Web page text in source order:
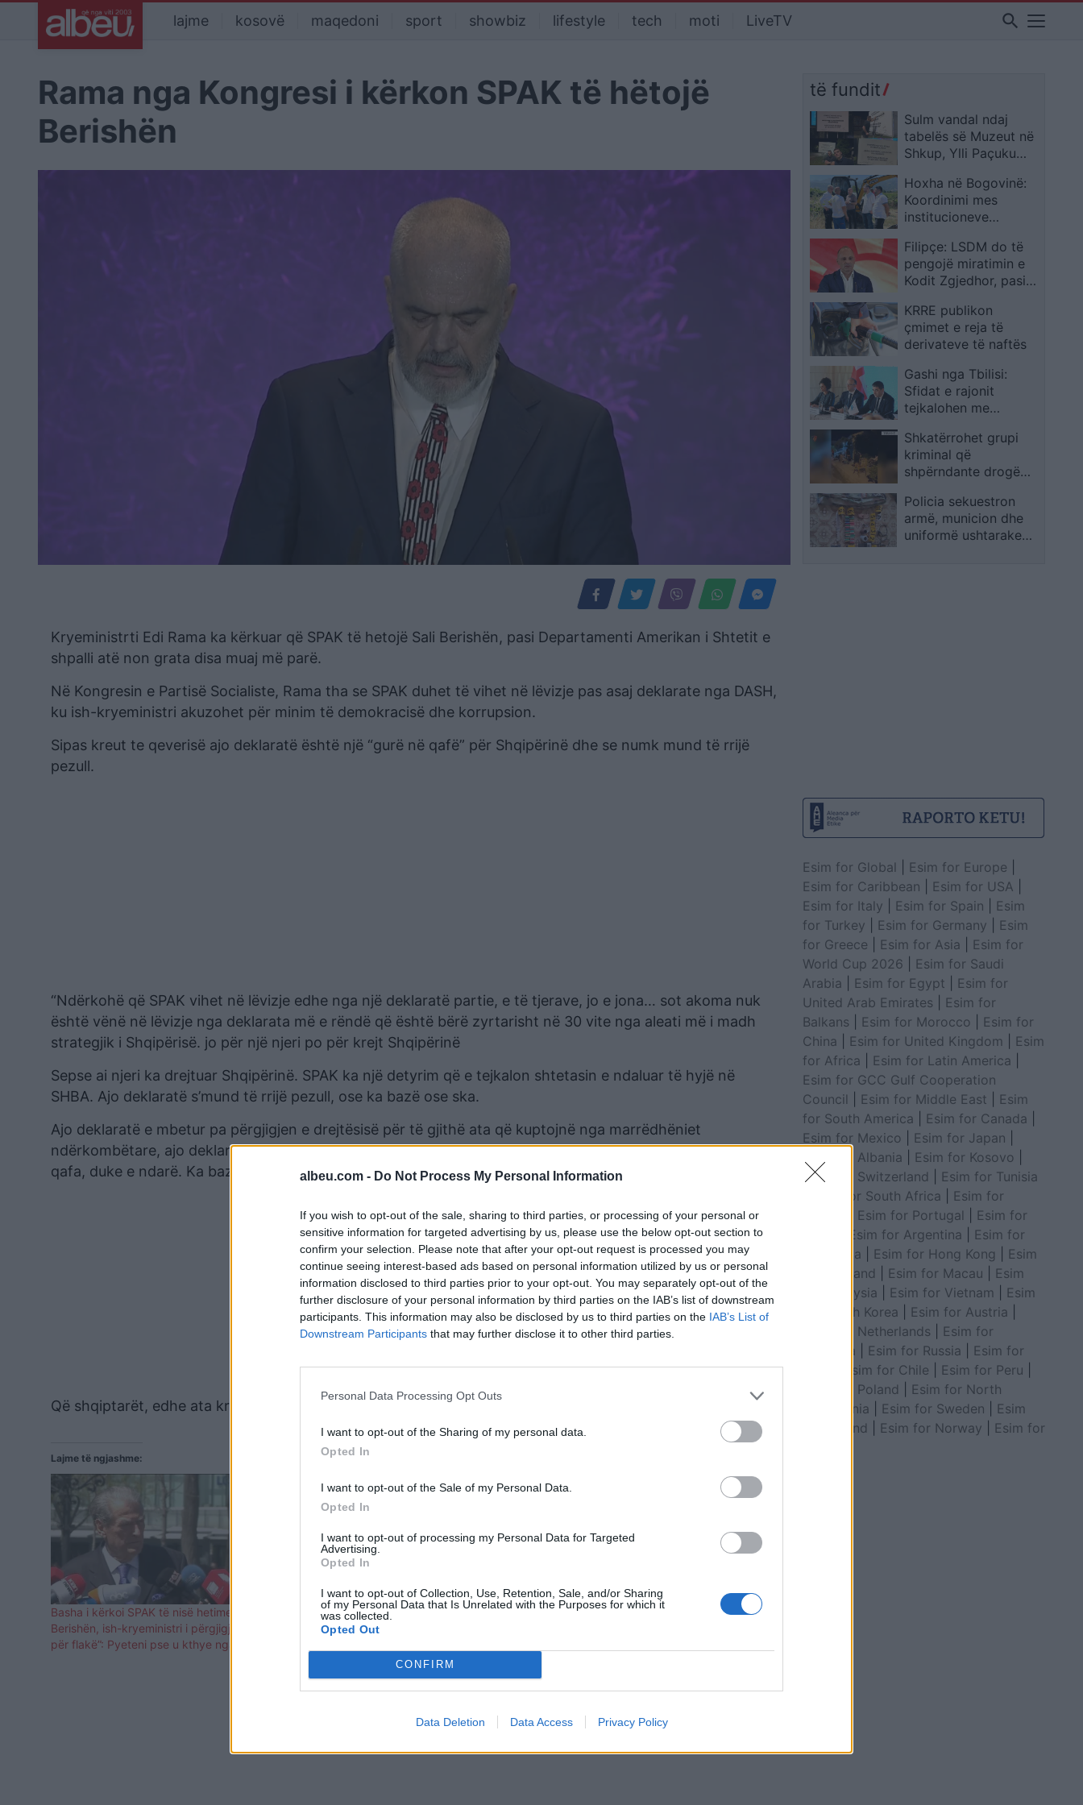
albeu.com - Do Not Process My Personal Information
If you wish to opt-out of the sale, sharing to third parties, or processing of your personal or
sensitive information for targeted advertising by us, please use the below opt-out section to
confirm your selection. Please note that after your opt-out request is processed you may
continue seeing interest-based ads based on personal information utilized by us or personal
information disclosed to third parties prior to your opt-out. You may separately opt-out of the
further disclosure of your personal information by third parties on the IAB’s list of downstream
participants. This information may also be disclosed by us to third parties on the IAB’s List of
Downstream Participants that may further disclose it to other third parties.
Personal Data Processing Opt Outs
I want to opt-out of the Sharing of my personal data.
Opted In
I want to opt-out of the Sale of my Personal Data.
Opted In
I want to opt-out of processing my Personal Data for Targeted
Advertising.
Opted In
I want to opt-out of Collection, Use, Retention, Sale, and/or Sharing
of my Personal Data that Is Unrelated with the Purposes for which it
was collected.
Opted Out
CONFIRM
Data Deletion Data Access Privacy Policy
lajme kosovë maqedoni sport showbiz lifestyle tech moti LiveTV search
Rama nga Kongresi i kërkon SPAK të hëtojë
Berishën
Kryeministrti Edi Rama ka kërkuar që SPAK të hetojë Sali Berishën, pasi Departamenti Amerikan i Shtetit e
shpalli atë non grata disa muaj më parë.
Në Kongresin e Partisë Socialiste, Rama tha se SPAK duhet të vihet në lëvizje pas asaj deklarate nga DASH,
ku ish-kryeministri akuzohet për minim të demokracisë dhe korrupsion.
Sipas kreut te qeverisë ajo deklaratë është një “gurë në qafë” për Shqipërinë dhe se numk mund të rrijë
pezull.
“Ndërkohë që SPAK vihet në lëvizje edhe nga një deklaratë partie, e të tjerave, jo e jona… sot akoma nuk
është vënë në lëvizje nga deklarata më e rëndë që është bërë zyrtarisht në 30 vite nga aleati më i madh
strategjik i Shqipërisë. jo për një njeri po për krejt Shqipërinë
Sepse ai njeri ka drejtuar Shqipërinë. SPAK ka një detyrim që e tejkalon shtetasin e ndaluar të hyjë në
SHBA. Ajo deklaratë s’mund të rrijë pezull, ose ka bazë ose ska.
Ajo deklaratë e mbetur pa përgjigjen e drejtësisë për të gjithë ata që kuptojnë nga marrëdhëniet
ndërkombëtare, ajo deklaratë është gur në qafën e Shqipërisë. SPAK-u duhet t’ia heqë këtë Shqipërisë nga
qafa, duke e ndarë. Ka bazë s’ka bazë
Që shqiptarët, edhe ata krejt pa tru, ta marrin mesazhin, ka bazë apo s’ka“, tha Rama.
Lajme të ngjashme:
Basha i kërkoi SPAK të nisë hetimet për
Berishën, ish-kryeministri i përgjigjet “flakë
për flakë”: Pyeteni pse u kthye nga Roma
“SPAK të nisë hetimet”, Berisha i përgjigjet
Ramës: Të hyri lepuri në bark, je kuçedra e
Rama kërkoi nisjen e hetimeve për
të fundit
Sulm vandal ndaj
tabelës së Muzeut në
Shkup, Ylli Paçuku
pastrojnë mbishkrimin
në shqip
Hoxha në Bogovinë:
Koordinimi mes
institucioneve
infrastrukturën e
ujitjes për fermerët
Filipçe: LSDM do të
pengojë miratimin e
Kodit Zgjedhor, pasi
manipulimin e
zgjedhjeve
KRRE publikon
çmimet e reja të
derivateve të naftës
Gashi nga Tbilisi:
Sfidat e rajonit
tejkalohen me
solidaritet të
përbashkët
Shkatërrohet grupi
kriminal që
shpërndante drogë
Tiranë, 14 persona në
pranga
Policia sekuestron
armë, municion dhe
uniformë ushtarake
Esim for Global Esim for Europe
Esim for Caribbean
Esim for USA
Esim for Italy
Esim for Spain
Esim
for Turkey
Esim for Germany
Esim
for Greece
Esim for Asia
Esim for
World Cup 2026
Esim for Saudi
Arabia
Esim for Egypt
Esim for
United Arab Emirates
Esim for
Balkans
Esim for Morocco
Esim for
China
Esim for United Kingdom
Esim
for Africa
Esim for Latin America
Esim for GCC Gulf Cooperation
Council
Esim for Middle East
Esim
for South America
Esim for Canada
Esim for Mexico
Esim for Japan
Esim for Albania
Esim for Kosovo
Esim for Switzerland
Esim for Tunisia
Esim for South Africa
Esim for
Esim for Portugal
Esim for
Esim for Argentina
Esim for
Colombia
Esim for Hong Kong
Esim
for Thailand
Esim for Macau
Esim
for Malaysia
Esim for Vietnam
Esim
for South Korea
Esim for Austria
Esim for Netherlands
Esim for
Australia
Esim for Russia
Esim for
Esim for Chile Esim for Peru
Esim for Poland
Esim for North
Macedonia
Esim for Sweden
Esim
for Finland
Esim for Norway
Esim for